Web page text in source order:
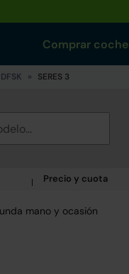
Comprar coche
DFSK SERES 3
Precio y cuota
mano y ocasión